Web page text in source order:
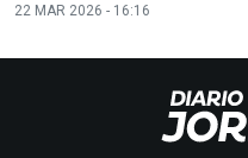
22 MAR 2026 - 16:16